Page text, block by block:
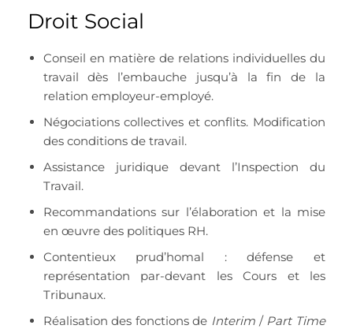
Droit Social
Conseil en matière de relations individuelles du
travail dès l’embauche jusqu’à la fin de la
relation employeur-employé.
Négociations collectives et conflits. Modification
des conditions de travail.
Assistance juridique devant l’Inspection du
Travail.
Recommandations sur l’élaboration et la mise
en œuvre des politiques RH.
Contentieux prud’homal : défense et
représentation par-devant les Cours et les
Tribunaux.
Réalisation des fonctions de Interim / Part Time